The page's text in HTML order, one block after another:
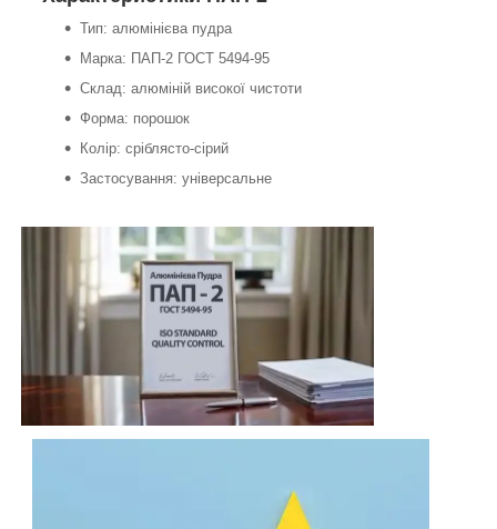
Тип: алюмінієва пудра
Марка: ПАП-2 ГОСТ 5494-95
Склад: алюміній високої чистоти
Форма: порошок
Колір: сріблясто-сірий
Застосування: універсальне